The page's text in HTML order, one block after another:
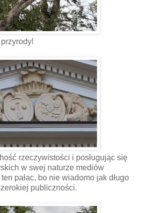
rzeczywistości i posługując się
w swej naturze mediów
pałac, bo nie wiadomo jak długo
publiczności.